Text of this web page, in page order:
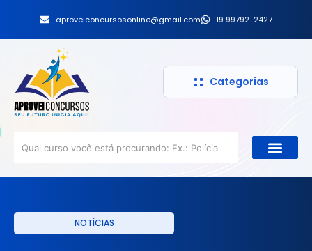
aproveiconcursosonline@gmail.com 19 99792-2427
Categorias
NOTÍCIAS